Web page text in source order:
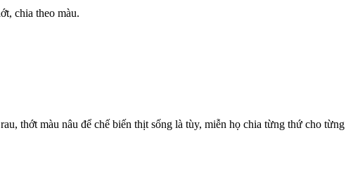
chia theo màu.
thớt màu nâu để chế biến thịt sống là tùy, miễn họ chia từng thứ cho từng